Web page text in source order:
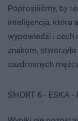
Poprosiliśmy, by
inteligencja, która
wypowiedzi i cech
znakom,
zazdrosnych
SHORT 6 - ESKA -